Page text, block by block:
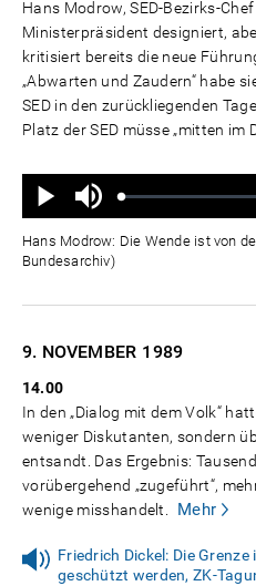
Hans Modrow, SED-Bezirks-
Ministerpräsident designiert,
kritisiert bereits die neue
„Abwarten und Zaudern“ habe
SED in den zurückliegenden
Platz der SED müsse „mitten im
Wiedergabe
Ton
aus
Geladen:
Status:
Hans Modrow: Die Wende ist von
Bundesarchiv)
9. NOVEMBER 1989
14.00
In den „Dialog mit dem Volk“
weniger Diskutanten, sondern
entsandt. Das Ergebnis:
vorübergehend „zugeführt“,
wenige misshandelt.
Mehr
Friedrich Dickel: Die
geschützt werden, ZK-